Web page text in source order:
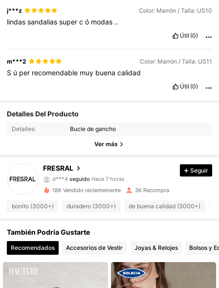
j***z Color: Marrón / Talla: US10
lindassandaliassupercó modas ..
Útil (0)
m***2 Color: Marrón / Talla: US11
S ú per recomendable muy buenacalidad
Útil (0)
Detalles Del Producto
Detalles: Bucle de gancho
Ver más
FRESRAL
4,94
14K Seguidores
d***4 seguido Hace 7 horas
4,94
14K Seguidores
4,94 14K Seguidores
Seguir
18K Vendido recientemente 3K Recompra
bonito (3000+) duradero (3000+) de buena calidad (3000+)
También Podría Gustarte
Recomendados Accesorios de Vestir Joyas & Relojes Bolsos y